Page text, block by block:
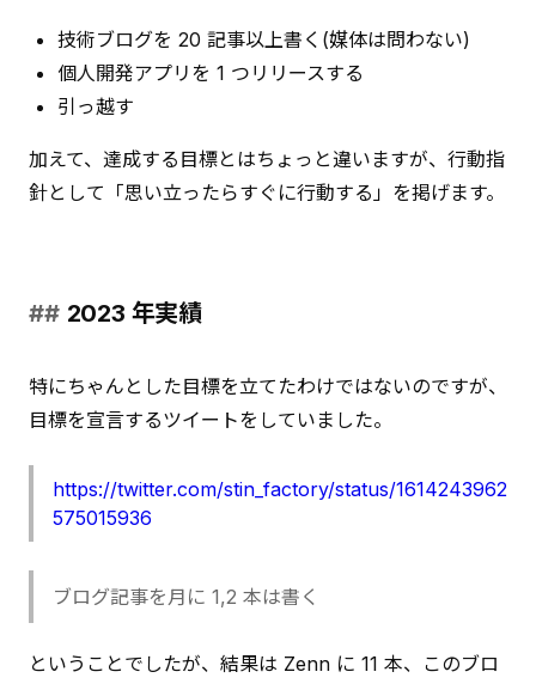
技術ブログを 20 記事以上書く(媒体は問わない)
個人開発アプリを 1 つリリースする
引っ越す
加えて、達成する目標とはちょっと違いますが、行動指
針として「思い立ったらすぐに行動する」を掲げます。
2023 年実績
特にちゃんとした目標を立てたわけではないのですが、
目標を宣言するツイートをしていました。
https://twitter.com/stin_factory/status/1614243962
575015936
ブログ記事を月に 1,2 本は書く
ということでしたが、結果は Zenn に 11 本、このブロ